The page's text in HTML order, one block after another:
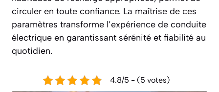
circuler en toute confiance. La maîtrise de ces
paramètres transforme l’expérience de conduite
électrique en garantissant sérénité et fiabilité au
quotidien.
4.8/5 - (5 votes)